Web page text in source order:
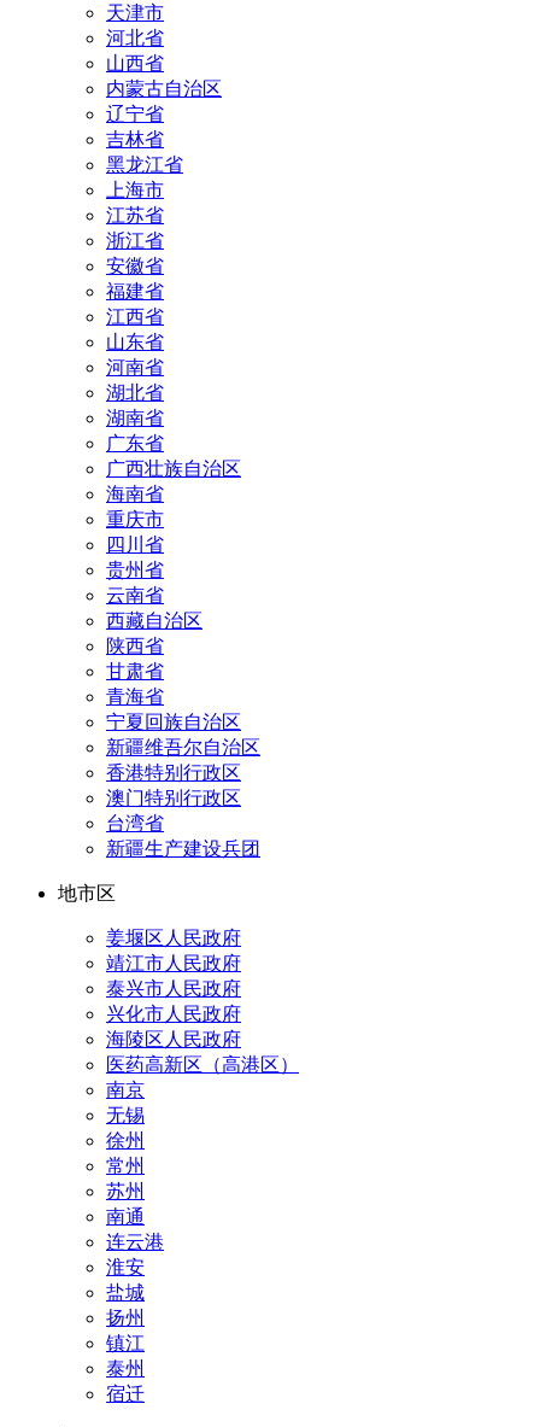
天津市
河北省
山西省
内蒙古自治区
辽宁省
吉林省
黑龙江省
上海市
江苏省
浙江省
安徽省
福建省
江西省
山东省
河南省
湖北省
湖南省
广东省
广西壮族自治区
海南省
重庆市
四川省
贵州省
云南省
西藏自治区
陕西省
甘肃省
青海省
宁夏回族自治区
新疆维吾尔自治区
香港特别行政区
澳门特别行政区
台湾省
新疆生产建设兵团
地市区
姜堰区人民政府
靖江市人民政府
泰兴市人民政府
兴化市人民政府
海陵区人民政府
医药高新区（高港区）
南京
无锡
徐州
常州
苏州
南通
连云港
淮安
盐城
扬州
镇江
泰州
宿迁